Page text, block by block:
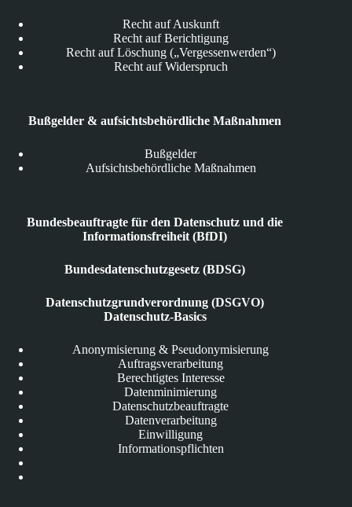
Recht auf Auskunft
Recht auf Berichtigung
Recht auf Löschung („Vergessenwerden“)
Recht auf Widerspruch
Bußgelder & aufsichtsbehördliche Maßnahmen
Bußgelder
Aufsichtsbehördliche Maßnahmen
Bundesbeauftragte für den Datenschutz und die
Informationsfreiheit (BfDI)
Bundesdatenschutzgesetz (BDSG)
Datenschutzgrundverordnung (DSGVO)
Datenschutz-Basics
Anonymisierung & Pseudonymisierung
Auftragsverarbeitung
Berechtigtes Interesse
Datenminimierung
Datenschutzbeauftragte
Datenverarbeitung
Einwilligung
Informationspflichten